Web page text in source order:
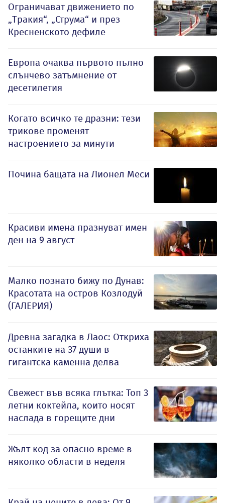
Ограничават движението по
„Тракия“, „Струма“ и през
Кресненското дефиле
Европа очаква първото пълно
слънчево затъмнение от
десетилетия
Когато всичко те дразни: тези
трикове променят
настроението за минути
Почина бащата на Лионел Меси
Красиви имена празнуват имен
ден на 9 август
Малко познато бижу по Дунав:
Красотата на остров Козлодуй
(ГАЛЕРИЯ)
Древна загадка в Лаос: Откриха
останките на 37 души в
гигантска каменна делва
Свежест във всяка глътка: Топ 3
летни коктейла, които носят
наслада в горещите дни
Жълт код за опасно време в
няколко области в неделя